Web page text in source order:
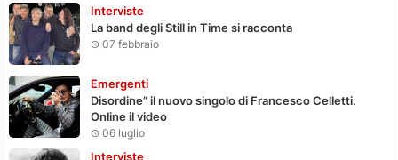
Interviste
La band degli Still in Time si racconta
07 febbraio
Emergenti
Disordine” il nuovo singolo di Francesco Celletti.
Online il video
06 luglio
Interviste